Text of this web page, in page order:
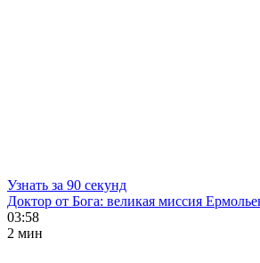
Узнать за 90 секунд
Доктор от Бога: великая миссия
03:58
2 мин